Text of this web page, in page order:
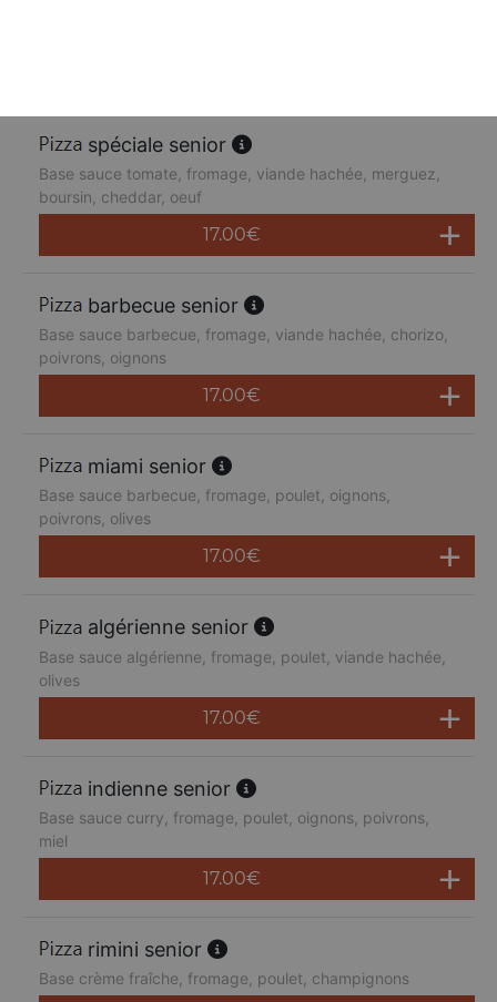
spéciale senior
Base sauce tomate, fromage, viande hachée, merguez,
boursin, cheddar, oeuf
17.00€
barbecue senior
Base sauce barbecue, fromage, viande hachée, chorizo,
poivrons, oignons
17.00€
miami senior
Base sauce barbecue, fromage, poulet, oignons,
poivrons, olives
17.00€
algérienne senior
Base sauce algérienne, fromage, poulet, viande hachée,
olives
17.00€
indienne senior
Base sauce curry, fromage, poulet, oignons, poivrons,
miel
17.00€
rimini senior
Base crème fraîche, fromage, poulet, champignons